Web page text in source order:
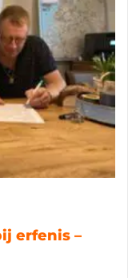
erfenis –